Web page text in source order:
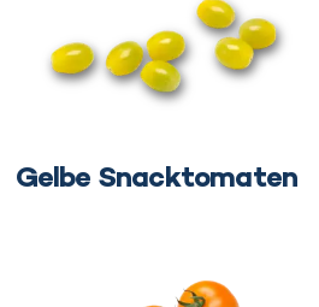
Gelbe Snacktomaten